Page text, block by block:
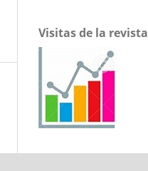
Visitas de la revista